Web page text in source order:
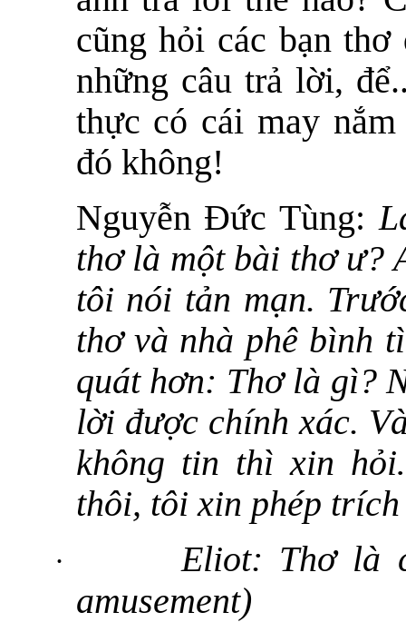
cũng hỏi các bạn
những câu trả lời,
thực có cái may
đó không!
Nguyễn Đức Tùng:
thơ là một bài thơ ư?
tôi nói tản mạn.
thơ và nhà phê bình
quát hơn: Thơ là gì?
lời được chính xác.
không tin thì xin
thôi, tôi xin phép
·
Eliot: Thơ là
amusement)